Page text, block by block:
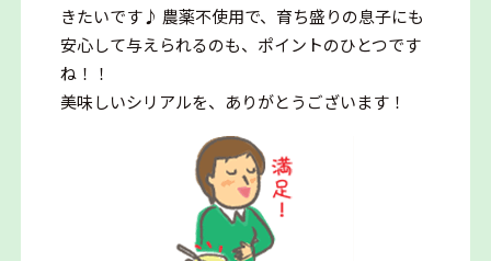
きたいです♪ 農薬不使用で、育ち盛りの息子にも
安心して与えられるのも、ポイントのひとつです
ね！！
美味しいシリアルを、ありがとうございます！